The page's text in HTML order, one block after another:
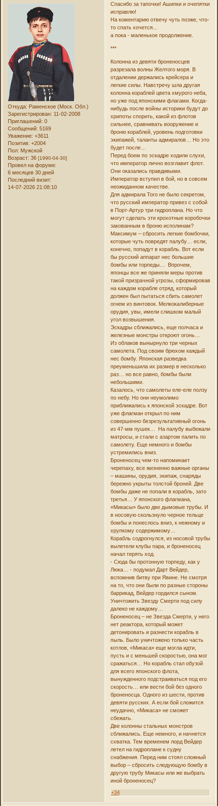
Откуда: Раменское (Моск. Обл.)
Зарегистрирован: 11-02-2008
Приглашений: 0
Сообщений: 5169
Уважение: +3611
Позитив: +2004
Пол: Мужской
Возраст: 36[1990-04-30]
Провел на форуме:
6 месяцев 30 дней
Последний визит:
14-07-2026 21:08:10
Спасибо за тапочки! Ашипки и очепятки
исправлю!
На коментарию отвечу чуть позже, что-
то спать хочется...
а пока - маленькое продолжение.
***
Колонна из девяти броненосцев
разрезала волны Желтого моря. В
отдалении держались крейсера и
легкие силы. Навстречу шла другая
колонна кораблей цвета хмурого неба,
но уже под японскими флагами. Когда-
нибудь после войны историки будут до
хрипоты спорить, какой из флотов
сильнее, сравнивать вооружение и
броню кораблей, уровень подготовки
экипажей, таланты адмиралов… Но это
будет после…
Перед боем по эскадре ходили слухи,
что император лично возглавит флот.
Они оказались правдивыми.
Император вступил в бой, но в совсем
неожиданном качестве.
Для адмирала Того не было секретом,
что русский император привез с собой
в Порт-Артур три гидроплана. Но что
могут сделать эти крохотные коробочки
закованным в броню исполинам?
Максимум – сбросить легкие бомбочки,
которые чуть повредят палубу… если,
конечно, попадут в корабль. Вот если
бы русский аппарат нес большие
бомбы или торпеды… Впрочем,
японцы все же приняли меры против
такой призрачной угрозы, сформировав
на каждом корабле отряд, который
должен был пытаться сбить самолет
огнем из винтовок. Мелкокалиберные
орудия, увы, имели слишком малый
угол возвышения.
Эскадры сближались, еще полчаса и
железные монстры откроют огонь…
Из облаков вынырнуло три черных
самолета. Под своим брюхом каждый
нес бомбу. Японская разведка
преуменьшила их размер в несколько
раз… но все равно, бомбы были
небольшими.
Казалось, что самолеты еле-еле ползу
по небу. Но они неумолимо
приближались к японской эскадре. Вот
уже флагман открыл по ним
совершенно безрезультативный огонь
из 47-мм пушек… На палубу выбежали
матросы, и стали с азартом палить по
самолету. Еще немного и бомбы
устремились вниз.
Броненосец чем-то напоминает
черепаху, все жизненно важные органы
– машины, орудия, экипаж, снаряды
бережно укрыты толстой броней. Две
бомбы даже не попали в корабль, зато
третья… У японского флагмана,
«Микасы» было две дымовые трубы. И
в носовую скользнуло черное тельце
бомбы и понеслось вниз, к нежному и
хрупкому содержимому…
Корабль содрогнулся, из носовой трубы
вылетели клубы пара, и броненосец
начал терять ход.
- Сюда бы протонную торпеду, как у
Люка… - подумал Дарт Вейдер,
вспомнив битву при Явине. Не смотря
на то, что они были по разные стороны
баррикад, Вейдер гордился сыном.
Уничтожить Звезду Смерти под силу
далеко не каждому…
Броненосец – не Звезда Смерти, у него
нет реактора, который может
детонировать и разнести корабль в
пыль. Было уничтожено только часть
котлов, «Микаса» еще могла идти,
пусть и с меньшей скоростью, она мог
сражаться… Но корабль стал обузой
для всего японского флота,
вынужденного подстраиваться под его
скорость… или вести бой без одного
броненосца. Одного из шести, против
девяти русских. А если бой сложится
неудачно, «Микаса» не сможет
сбежать.
Две колонны стальных монстров
сближались. Еще немного, и начнется
схватка. Тем временем лорд Вейдер
летел на гидроплане к судну
снабжения. Перед ним стоял сложный
выбор – сбросить следующую бомбу в
другую трубу Микасы или же выбрать
иной броненосец?
+34